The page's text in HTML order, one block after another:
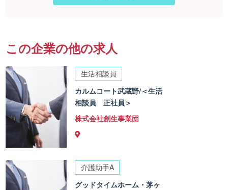
この企業の他の求人
生活相談員
カルムコート武蔵野/＜生活
相談員 正社員＞
株式会社創生事業団
介護助手A
グッドタイムホーム・茅ヶ